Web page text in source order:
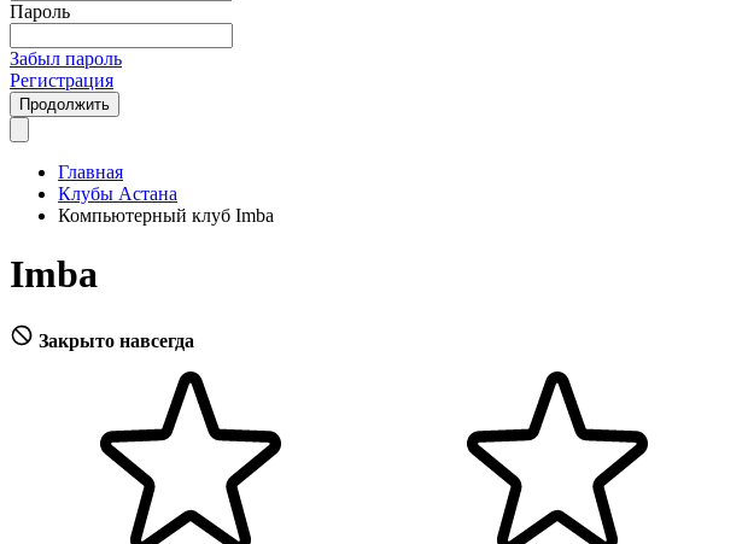
Пароль
Забыл пароль
Регистрация
Продолжить
Главная
Клубы Астана
Компьютерный клуб Imba
Imba
Закрыто навсегда